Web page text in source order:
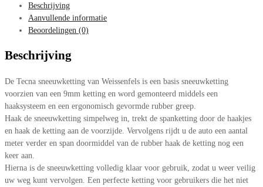
Beschrijving
Aanvullende informatie
Beoordelingen (0)
Beschrijving
De Tecna sneeuwketting van Weissenfels is een basis sneeuwketting
voorzien van een 9mm ketting en word gemonteerd middels een
haaksysteem en een ergonomisch gevormde rubber greep.
Haak de sneeuwketting simpelweg in, trekt de spanketting door de haakjes
en haak de ketting aan de voorzijde. Vervolgens rijdt u de auto een aantal
meter verder en span doormiddel van de rubber haak de ketting nog een
keer aan.
Hierna is de sneeuwketting volledig klaar voor gebruik, zodat u weer veilig
uw weg kunt vervolgen. Een perfecte ketting voor gebruikers die het niet